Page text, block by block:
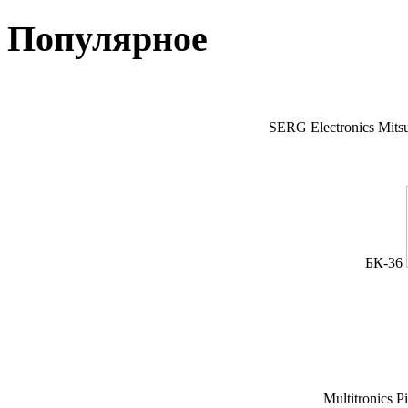
Популярное
SERG Electronics
БК-36
Multitronics